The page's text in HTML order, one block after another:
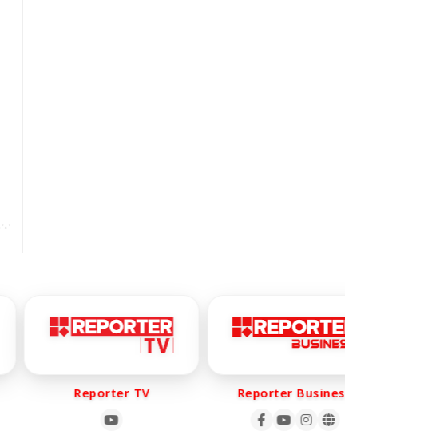
Reporter TV Reporter Business